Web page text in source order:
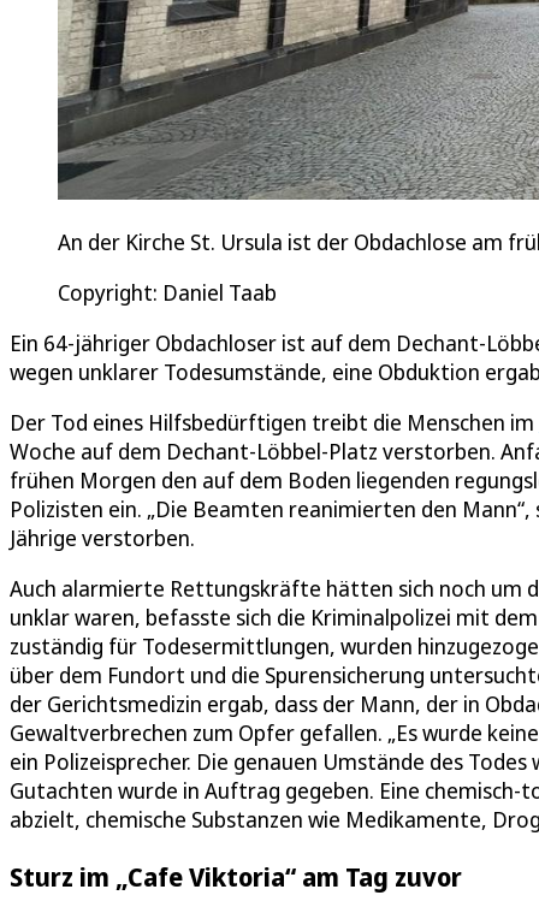
An der Kirche St. Ursula ist der Obdachlose am
Copyright: Daniel Taab
Ein 64-jähriger Obdachloser ist auf dem Dechant-
wegen unklarer Todesumstände, eine Obduktion
Der Tod eines Hilfsbedürftigen treibt die Menschen im
Woche auf dem Dechant-Löbbel-Platz verstorben.
frühen Morgen den auf dem Boden liegenden
Polizisten ein. „Die Beamten reanimierten den
Jährige verstorben.
Auch alarmierte Rettungskräfte hätten sich noch um
unklar waren, befasste sich die Kriminalpolizei mit
zuständig für Todesermittlungen, wurden
über dem Fundort und die Spurensicherung
der Gerichtsmedizin ergab, dass der Mann, der in
Gewaltverbrechen zum Opfer gefallen. „Es wurde
ein Polizeisprecher. Die genauen Umstände des
Gutachten wurde in Auftrag gegeben. Eine
abzielt, chemische Substanzen wie Medikamente,
Sturz im „Cafe Viktoria“ am Tag zuvor